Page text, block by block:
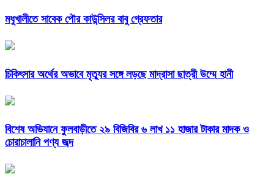
মধুখালীতে সাবেক পৌর কাউন্সিলর বাবু গ্রেফতার
চিকিৎসার অর্থের অভাবে মৃত্যুর সঙ্গে লড়ছে মাদ্রাসা ছাত্রী উম্মে হানী
বিশেষ অভিযানে ফুলবাড়ীতে ২৯ বিজিবির ৬ লাখ ১১ হাজার টাকার মাদক ও
চোরাচালানি পণ্য জব্দ